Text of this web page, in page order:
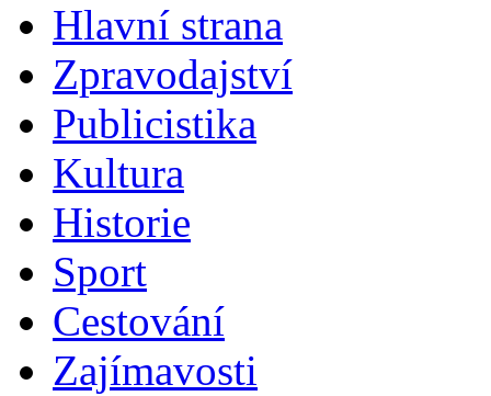
Hlavní strana
Zpravodajství
Publicistika
Kultura
Historie
Sport
Cestování
Zajímavosti